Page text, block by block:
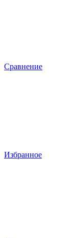
Сравнение
Избранное